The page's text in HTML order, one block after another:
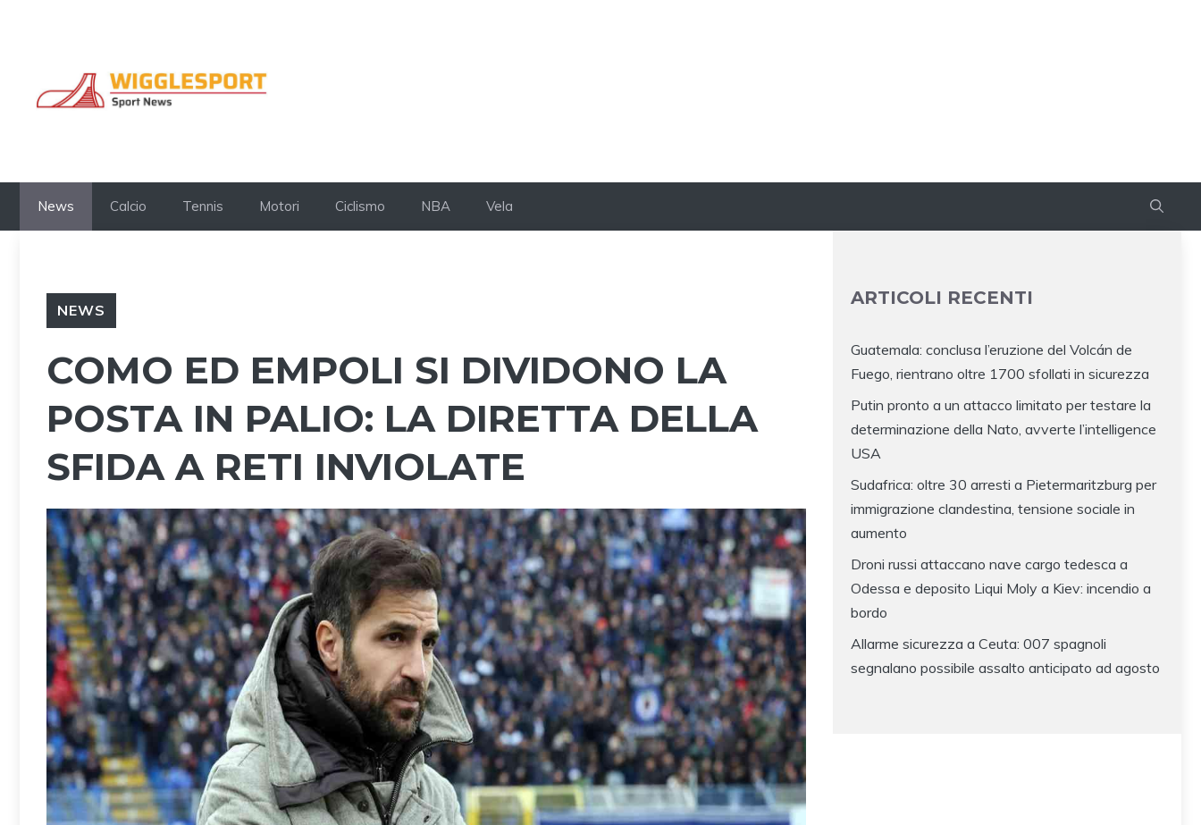
News Calcio Tennis Motori Ciclismo NBA Vela
NEWS
COMO ED EMPOLI SI DIVIDONO LA
POSTA IN PALIO: LA DIRETTA DELLA
SFIDA A RETI INVIOLATE
ARTICOLI RECENTI
Guatemala: conclusa l’eruzione del Volcán de
Fuego, rientrano oltre 1700 sfollati in sicurezza
Putin pronto a un attacco limitato per testare la
determinazione della Nato, avverte l’intelligence
USA
Sudafrica: oltre 30 arresti a Pietermaritzburg per
immigrazione clandestina, tensione sociale in
aumento
Droni russi attaccano nave cargo tedesca a
Odessa e deposito Liqui Moly a Kiev: incendio a
bordo
Allarme sicurezza a Ceuta: 007 spagnoli
segnalano possibile assalto anticipato ad agosto